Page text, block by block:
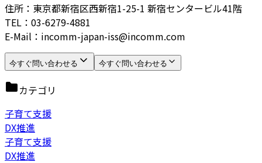
住所：東京都新宿区西新宿1-25-1 新宿センタービル41階
TEL：03-6279-4881
E-Mail：incomm-japan-iss@incomm.com
今すぐ問い合わせる 今すぐ問い合わせる
カテゴリ
子育て支援
DX推進
子育て支援
DX推進